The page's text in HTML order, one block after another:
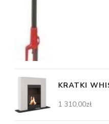
KRATKI
1 310,00zł